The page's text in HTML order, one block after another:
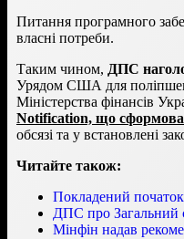
Питання програмного
власні потреби.
Таким чином, ДПС
Урядом США для
Міністерства фінансів
Notification, що
обсязі та у встановлені
Читайте також:
Покладений
ДПС про Загальний
Мінфін надав